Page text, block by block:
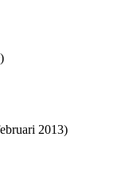
2013)